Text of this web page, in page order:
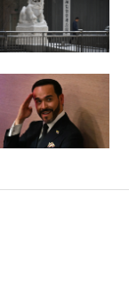
学形式化的价
学模型持不同
Rubinstein，
的作用，他
济学家接受和
种文化。”他
结论的唯一方
凭的洞见之